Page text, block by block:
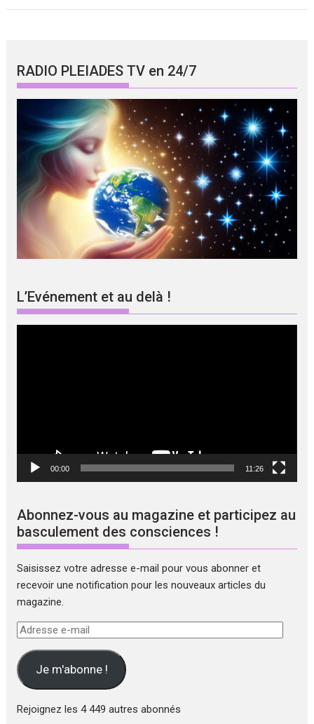
RADIO PLEIADES TV en 24/7
L’Evénement et au delà !
00:00 11:26
Abonnez-vous au magazine et participez au
basculement des consciences !
Saisissez votre adresse e-mail pour vous abonner et
recevoir une notification pour les nouveaux articles du
magazine.
Adresse
mail Je m'abonne !
Rejoignez les 4 449 autres abonnés